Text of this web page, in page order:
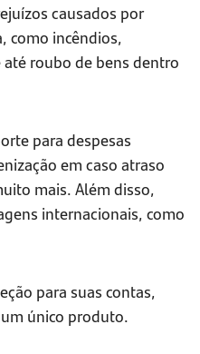
causados por
como incêndios,
roubo de bens dentro
para despesas
em caso atraso
mais. Além disso,
internacionais, como
para suas contas,
único produto.